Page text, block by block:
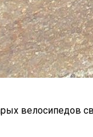
велосипедов